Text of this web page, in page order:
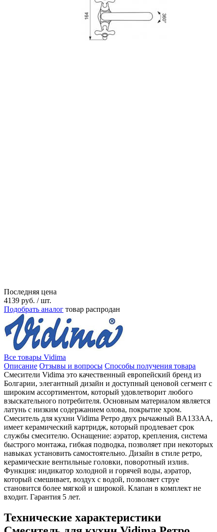
Последняя цена
4139 руб. / шт.
Подобрать аналог товар распродан
Все товары Vidima
Описание Отзывы и вопросы Способы получения товара
Смесители Vidima это качественный европейский бренд из
Болгарии, элегантный дизайн и доступный ценовой сегмент с
широким ассортиментом, который удовлетворит любого
взыскательного потребителя. Основным материалом является
латунь с низким содержанием олова, покрытие хром.
Смеситель для кухни Vidima Ретро двух рычажный BA133AA,
имеет керамический картридж, который продлевает срок
службы смесителю. Оснащение: аэратор, крепления, система
быстрого монтажа, гибкая подводка, позволяет при некоторых
навыках установить самостоятельно. Дизайн в cтиле ретро,
керамические вентильные головки, поворотный излив.
Функция: индикатор холодной и горячей воды, аэратор,
который смешивает, воздух с водой, позволяет струе
становится более мягкой и широкой. Клапан в комплект не
входит. Гарантия 5 лет.
Технические характеристики